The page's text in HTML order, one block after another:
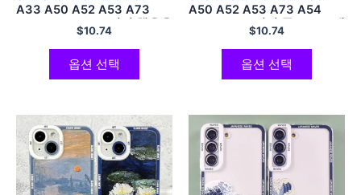
A33 A50 A52 A53 A73
A54 A14 소프트 커버 행운을
빌어요 리치$10.74
옵션 선택
A50 A52 A53 A73 A54
A14 소프트 커버 클로드 모네
$10.74
옵션 선택